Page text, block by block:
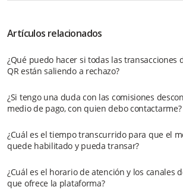
Artículos relacionados
¿Qué puedo hacer si todas las transacciones
QR están saliendo a rechazo?
¿Si tengo una duda con las comisiones
medio de pago, con quien debo contactarme?
¿Cuál es el tiempo transcurrido para que el
quede habilitado y pueda transar?
¿Cuál es el horario de atención y los canales
que ofrece la plataforma?